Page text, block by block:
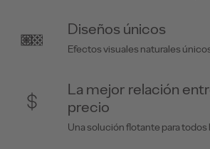
Diseños únicos
Efectos visuales naturales
La mejor relación
precio
Una solución flotante para